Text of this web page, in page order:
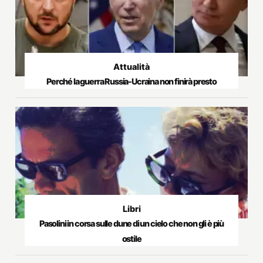
Attualità
Perché la guerra Russia-Ucraina non finirà presto
Libri
Pasolini in corsa sulle dune di un cielo che non gli è più
ostile